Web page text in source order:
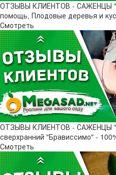
ОТЗЫВЫ КЛИЕНТОВ - САЖЕНЦЫ
помощь, Плодовые деревья и
Смотреть
ОТЗЫВЫ КЛИЕНТОВ - САЖЕНЦЫ
сверхранний "Брависсимо" -
Смотреть